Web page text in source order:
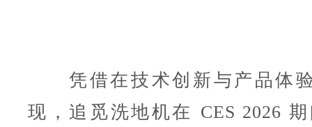
凭借在技术创新与产品体
现，追觅洗地机在 CES 2026